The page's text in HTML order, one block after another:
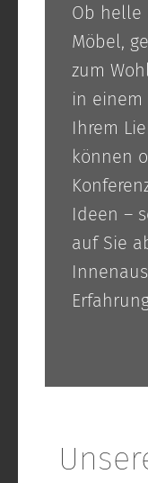
Ob helle
Möbel,
zum
in einem
Ihrem
können
Ideen –
auf Sie